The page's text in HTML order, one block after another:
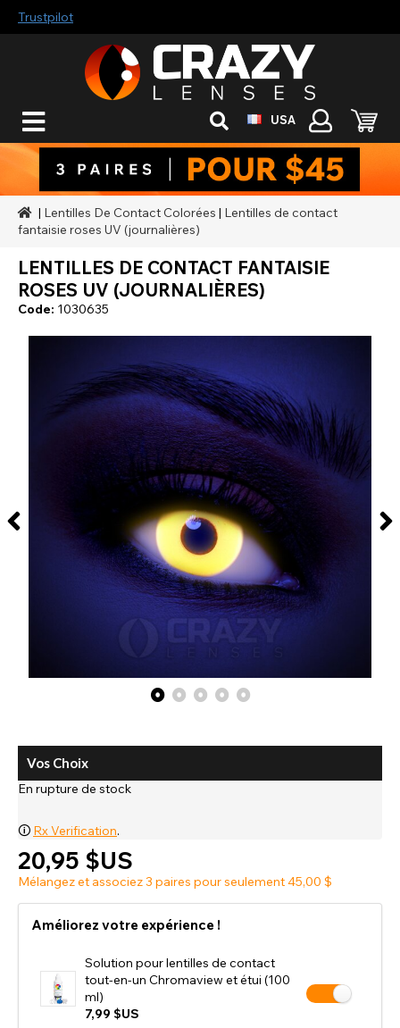
Trustpilot
USA
| Lentilles De Contact Colorées | Lentilles de contact
fantaisie roses UV (journalières)
LENTILLES DE CONTACT FANTAISIE
ROSES UV (JOURNALIÈRES)
Code: 1030635
Vos Choix
En rupture de stock
🛈 Rx Verification.
20,95 $US
Mélangez et associez 3 paires pour seulement 45,00 $
Améliorez votre expérience !
Solution pour lentilles de contact
tout-en-un Chromaview et étui (100
ml)
7,99 $US